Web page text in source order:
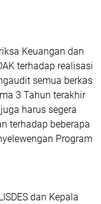
Keuangan dan
terhadap realisasi
semua berkas
3 Tahun terakhir
harus segera
terhadap beberapa
Program
dan Kepala